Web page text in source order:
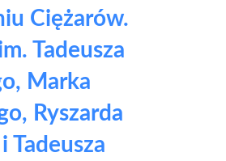
Ciężarów.
Tadeusza
Marka
Ryszarda
Tadeusza